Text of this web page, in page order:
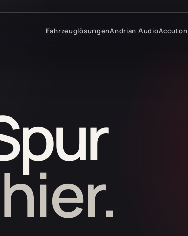
FahrzeuglösungenAndrian AudioAccuton